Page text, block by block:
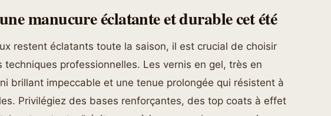
manucure éclatante et durable cet été
restent éclatants toute la saison, il est crucial de choisir
professionnelles. Les vernis en gel, très en
brillant impeccable et une tenue prolongée qui résistent à
Privilégiez des bases renforçantes, des top coats à effet